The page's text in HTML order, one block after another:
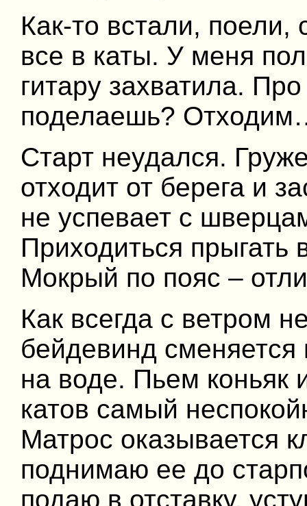
Как-то встали,
все в каты. У меня
гитару захватила.
поделаешь?
Старт неудался.
отходит от берега и
не успевает с
Приходиться прыгать
Мокрый по пояс –
Как всегда с ветром
бейдевинд
на воде. Пьем коньяк
катов самый
Матрос оказывается
поднимаю ее до
подаю в отставку,